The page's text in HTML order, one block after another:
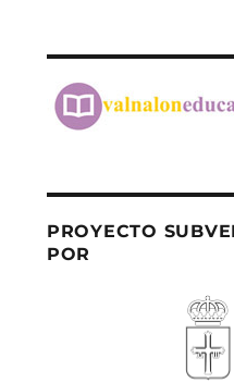
PROYECTO
POR